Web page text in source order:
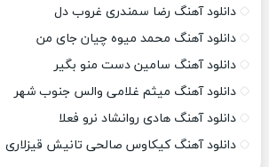
دانلود آهنگ رضا سمندری غروب دل
دانلود آهنگ محمد میوه چیان جای من
دانلود آهنگ سامین دست منو بگیر
دانلود آهنگ میثم غلامی والس جنوب شهر
دانلود آهنگ هادی روانشاد نرو فعلا
دانلود آهنگ کیکاوس صالحی تانیش قیزلاری